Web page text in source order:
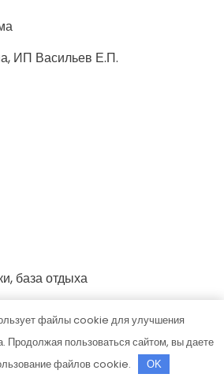
ИП Васильев Е.П.
база отдыха
центрфайлы cookie для улучшения
Продолжая пользоваться сайтом, вы даете
файлов cookie.
OK